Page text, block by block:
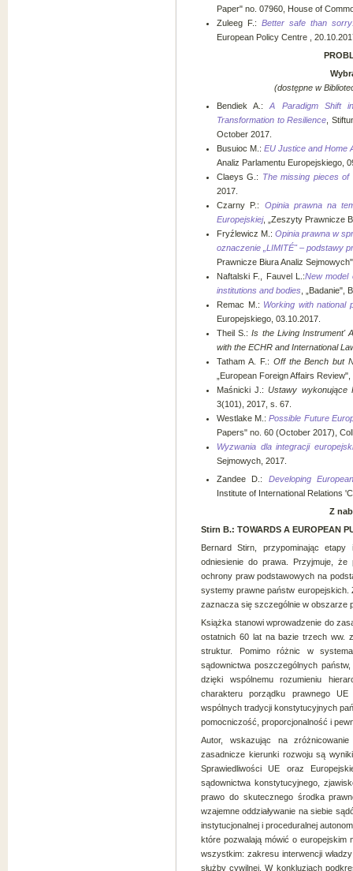
Paper" no. 07960, House of
Zuleeg F.:Better safe than
European Policy Centre ,
(dostępne w
Bendiek A.:A Paradigm Shift
Transformation to Resilience ,
October 2017.
Busuioc M.: EU Justice and Home
Analiz Parlamentu Europejskiego,
Claeys G.: The missing pieces
2017.
Czarny P.: Opinia prawna na
Europejskiej, „Zeszyty Prawnicze
Fryźlewicz M.:Opinia prawna w
oznaczenie „LIMITÉ" – podstawy
Prawnicze Biura Analiz
Naftalski F., Fauvel L.:New model
institutions and bodies , „Badanie",
Remac M.: Working with national
Europejskiego, 03.10.2017.
Theil S.:Is the Living Instrument'
with the ECHR and International
Tatham A. F.: Off the Bench but
„European Foreign Affairs
Maśnicki J.:Ustawy wykonujące
3(101), 2017, s. 67.
Westlake M.:Possible Future
Papers" no. 60 (October 2017),
Wyzwania dla integracji
Sejmowych, 2017.
Zandee D.: Developing
Institute of International Relations
Z
Stirn B.: TOWARDS A EUROPEAN
Bernard Stirn, przypominając etapy
odniesienie do prawa. Przyjmuje, że
ochrony praw podstawowych na
systemy prawne państw europejskich.
zaznacza się szczególnie w obszarze
Książka stanowi wprowadzenie do
ostatnich 60 lat na bazie trzech ww.
struktur. Pomimo różnic w
sądownictwa poszczególnych
dzięki wspólnemu rozumieniu
charakteru porządku prawnego
wspólnych tradycji konstytucyjnych
pomocniczość, proporcjonalność i
Autor, wskazując na
zasadnicze kierunki rozwoju są
Sprawiedliwości UE oraz
sądownictwa konstytucyjnego,
prawo do skutecznego środka
wzajemne oddziaływanie na siebie
instytucjonalnej i proceduralnej
które pozwalają mówić o europejskim
wszystkim: zakresu interwencji
służby cywilnej. W konkluzjach